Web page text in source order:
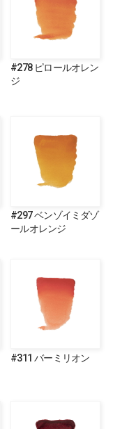
#278 ピロールオレン
ジ
#297 ベンゾイミダゾ
ールオレンジ
#311 バーミリオン